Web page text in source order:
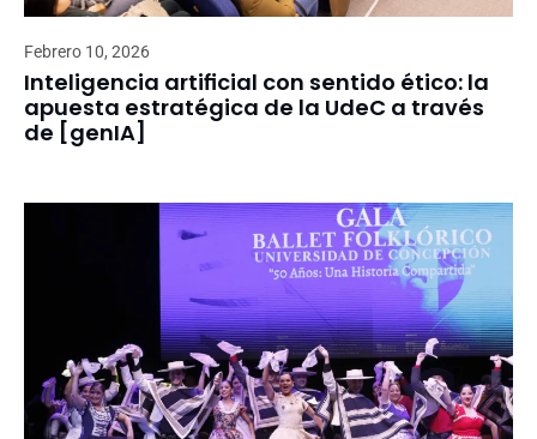
Febrero 10, 2026
Inteligencia artificial con sentido ético: la
apuesta estratégica de la UdeC a través
de [genIA]